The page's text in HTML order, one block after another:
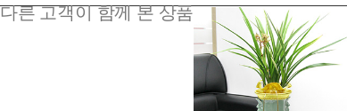
다른 고객이 함께 본 상품